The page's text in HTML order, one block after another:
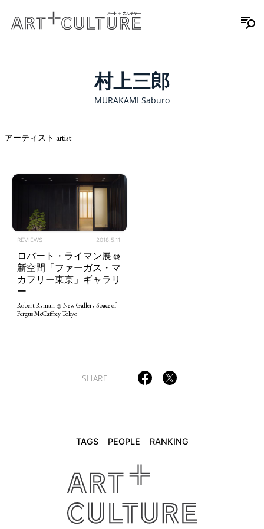
TAGS PEOPLE
REVIEWS ARTICLES
村上三郎
MURAKAMI Saburo
アーティスト artist
REVIEWS 2018.5.11
ロバート・ライマン展 @
新空間「ファーガス・マ
カフリー東京」ギャラリ
ー
Robert Ryman @ New Gallery Space of
Fergus McCaffrey Tokyo
SHARE
TAGS PEOPLE RANKING